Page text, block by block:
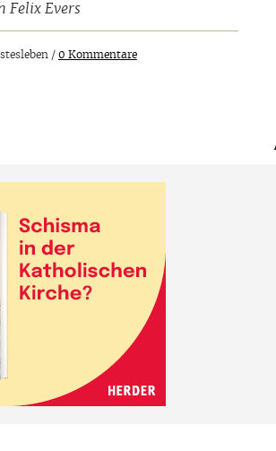
Felix Evers
/ 0 Kommentare